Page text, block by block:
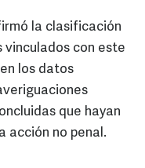
la clasificación
vinculados con este
los datos
que hayan
acción no penal.